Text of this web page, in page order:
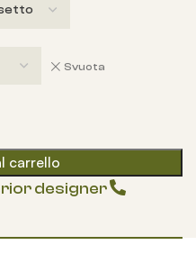
Svuota
carrello
designer